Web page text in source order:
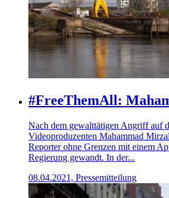
#FreeThemAll:
Nach dem gewalttätigen Angriff auf
Videoproduzenten Mahammad
Reporter ohne Grenzen mit einem
Regierung gewandt. In der...
08.04.2021, Pressemitteilung